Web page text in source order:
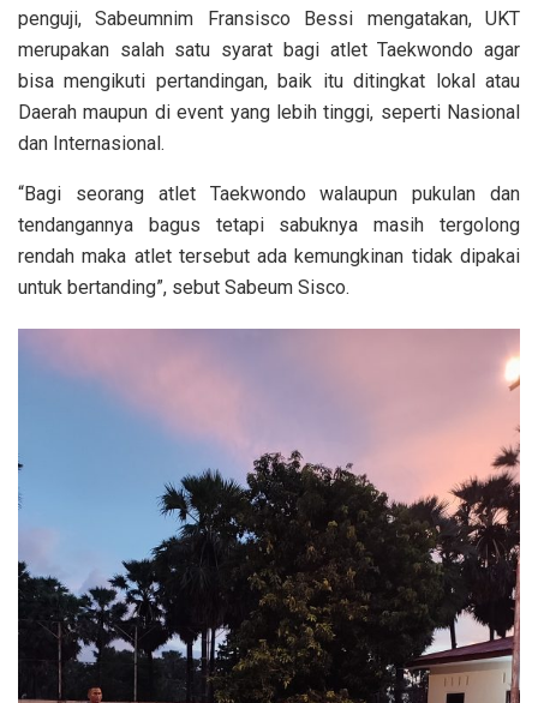
penguji, Sabeumnim Fransisco Bessi mengatakan, UKT
merupakan salah satu syarat bagi atlet Taekwondo agar
bisa mengikuti pertandingan, baik itu ditingkat lokal atau
Daerah maupun di event yang lebih tinggi, seperti Nasional
dan Internasional.
“Bagi seorang atlet Taekwondo walaupun pukulan dan
tendangannya bagus tetapi sabuknya masih tergolong
rendah maka atlet tersebut ada kemungkinan tidak dipakai
untuk bertanding”, sebut Sabeum Sisco.